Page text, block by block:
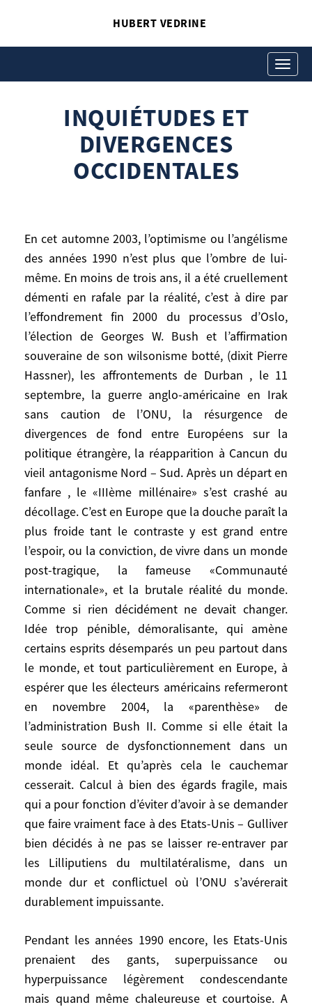
HUBERT VEDRINE
Toggle
INQUIÉTUDES ET
DIVERGENCES
OCCIDENTALES
En cet automne 2003, l’optimisme ou l’angélisme
des années 1990 n’est plus que l’ombre de lui-
même. En moins de trois ans, il a été cruellement
démenti en rafale par la réalité, c’est à dire par
l’effondrement fin 2000 du processus d’Oslo,
l’élection de Georges W. Bush et l’affirmation
souveraine de son wilsonisme botté, (dixit Pierre
Hassner), les affrontements de Durban , le 11
septembre, la guerre anglo-américaine en Irak
sans caution de l’ONU, la résurgence de
divergences de fond entre Européens sur la
politique étrangère, la réapparition à Cancun du
vieil antagonisme Nord – Sud. Après un départ en
fanfare , le «IIIème millénaire» s’est crashé au
décollage. C’est en Europe que la douche paraît la
plus froide tant le contraste y est grand entre
l’espoir, ou la conviction, de vivre dans un monde
post-tragique, la fameuse «Communauté
internationale», et la brutale réalité du monde.
Comme si rien décidément ne devait changer.
Idée trop pénible, démoralisante, qui amène
certains esprits désemparés un peu partout dans
le monde, et tout particulièrement en Europe, à
espérer que les électeurs américains refermeront
en novembre 2004, la «parenthèse» de
l’administration Bush II. Comme si elle était la
seule source de dysfonctionnement dans un
monde idéal. Et qu’après cela le cauchemar
cesserait. Calcul à bien des égards fragile, mais
qui a pour fonction d’éviter d’avoir à se demander
que faire vraiment face à des Etats-Unis – Gulliver
bien décidés à ne pas se laisser re-entraver par
les Lilliputiens du multilatéralisme, dans un
monde dur et conflictuel où l’ONU s’avérerait
durablement impuissante.
Pendant les années 1990 encore, les Etats-Unis
prenaient des gants, superpuissance ou
hyperpuissance légèrement condescendante
mais quand même chaleureuse et courtoise. A
INQUIÉTUDES ET
Hubert Vedrine
Inquiétudes et divergences occidentales
En cet automne 2003, l’optimisme ou
l’angélisme des années 1990 n’est plus que
l’ombre de lui-même. En moins de trois
ans, il a été cruellement démenti en rafale
par la réalité, c’est à dire par
l’effondrement fin 2000 du processus
d’Oslo, l’élection de Georges W. Bush et
l’affirmation souveraine de son wilsonisme
botté, (dixit Pierre Hassner), les
affrontements de Durban , le 11
septembre, la guerre anglo-américaine en
Irak sans caution de l’ONU, la résurgence
de divergences de fond entre Européens
sur la politique étrangère, la réapparition à
Cancun du vieil antagonisme Nord – Sud.
Après un départ en fanfare , le «IIIème
millénaire» s’est crashé au décollage. C’est
en Europe que la douche paraît la plus
froide tant le contraste y est grand entre
l’espoir, ou la conviction, de vivre dans un
monde post-tragique, la fameuse
«Communauté internationale», et la
brutale réalité du monde. Comme si rien
décidément ne devait changer. Idée trop
pénible, démoralisante, qui amène certains
esprits désemparés un peu partout dans le
monde, et tout particulièrement en
Europe, à espérer que les électeurs
américains refermeront en novembre 2004,
la «parenthèse» de l’administration Bush
II. Comme si elle était la seule source de
dysfonctionnement dans un monde idéal.
Et qu’après cela le cauchemar cesserait.
Calcul à bien des égards fragile, mais qui a
pour fonction d’éviter d’avoir à se
demander que faire vraiment face à des
se laisser re-entraver par les Lilliputiens du
multilatéralisme, dans un monde dur et
conflictuel où l’ONU s’avérerait
durablement impuissante.